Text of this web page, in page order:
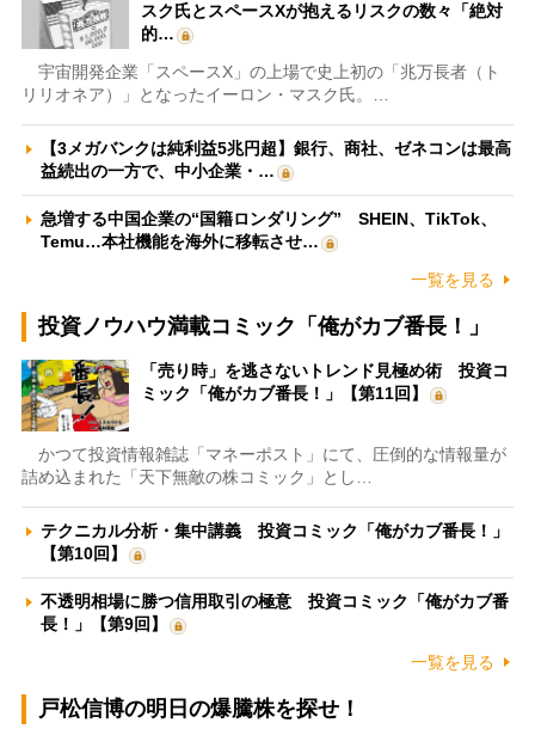
スク氏とスペースXが抱えるリスクの数々「絶対
的…
宇宙開発企業「スペースX」の上場で史上初の「兆万長者（ト
リリオネア）」となったイーロン・マスク氏。…
【3メガバンクは純利益5兆円超】銀行、商社、ゼネコンは最高
益続出の一方で、中小企業・…
急増する中国企業の“国籍ロンダリング” SHEIN、TikTok、
Temu…本社機能を海外に移転させ…
一覧を見る
投資ノウハウ満載コミック「俺がカブ番長！」
「売り時」を逃さないトレンド見極め術 投資コ
ミック「俺がカブ番長！」【第11回】
かつて投資情報雑誌「マネーポスト」にて、圧倒的な情報量が
詰め込まれた「天下無敵の株コミック」とし…
テクニカル分析・集中講義 投資コミック「俺がカブ番長！」
【第10回】
不透明相場に勝つ信用取引の極意 投資コミック「俺がカブ番
長！」【第9回】
一覧を見る
戸松信博の明日の爆騰株を探せ！